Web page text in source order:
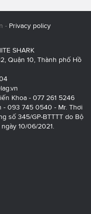
- Privacy policy
SHARK
Quận 10, Thành phố Hồ
Khoa - 077 261 5246
- 093 745 0540 - Mr. Thơi
số 345/GP-BTTTT do Bộ
10/06/2021.